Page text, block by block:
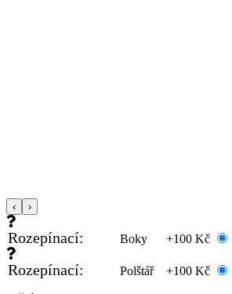
‹ ›
Rozepínací: Boky +100 Kč
Rozepínací: Polštář +100 Kč